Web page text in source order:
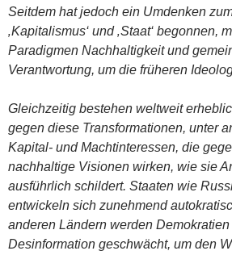
Seitdem hat jedoch ein Umdenken
‚Kapitalismus‘ und ‚Staat‘ begonnen,
Paradigmen Nachhaltigkeit und
Verantwortung, um die früheren
Gleichzeitig bestehen weltweit
gegen diese Transformationen, unter
Kapital- und Machtinteressen, die
nachhaltige Visionen wirken, wie sie
ausführlich schildert. Staaten wie
entwickeln sich zunehmend
anderen Ländern werden
Desinformation geschwächt, um den